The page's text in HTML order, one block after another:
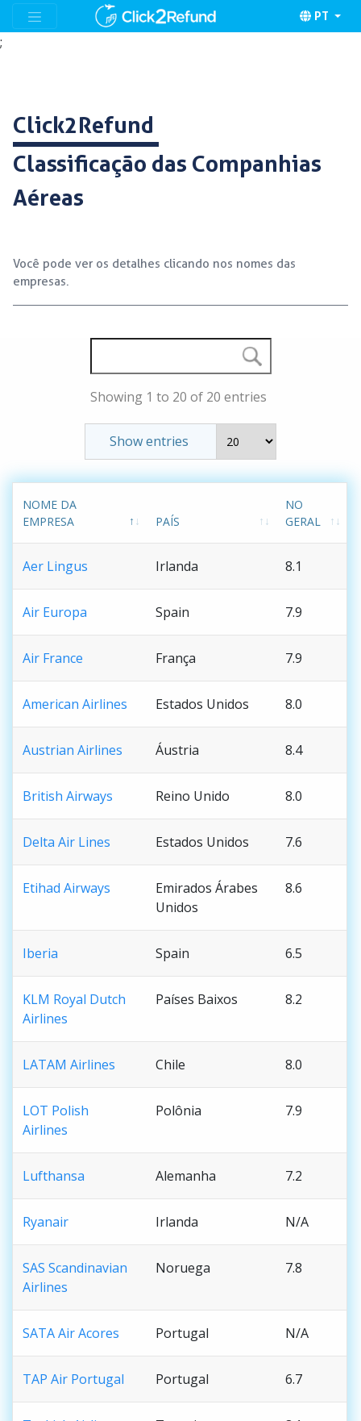
PT
;
Click2Refund
Classificação das Companhias
Aéreas
Você pode ver os detalhes clicando nos nomes das
empresas.
Showing 1 to 20 of 20 entries
Show entries
NOME DA
EMPRESA
PAÍS
NO
GERAL
Aer Lingus Irlanda 8.1
Air Europa Spain 7.9
Air France França 7.9
American Airlines Estados Unidos 8.0
Austrian Airlines Áustria 8.4
British Airways Reino Unido 8.0
Delta Air Lines Estados Unidos 7.6
Etihad Airways
Emirados Árabes
Unidos
8.6
Iberia Spain 6.5
KLM Royal Dutch
Airlines
Países Baixos 8.2
LATAM Airlines Chile 8.0
LOT Polish
Airlines
Polônia 7.9
Lufthansa Alemanha 7.2
Ryanair Irlanda N/A
SAS Scandinavian
Airlines
Noruega 7.8
SATA Air Acores Portugal N/A
TAP Air Portugal Portugal 6.7